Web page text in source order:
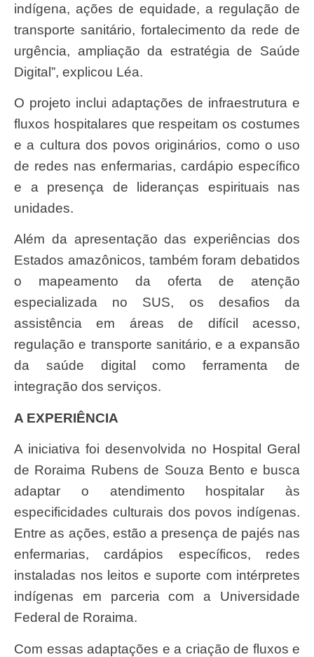
indígena, ações de equidade, a regulação de
transporte sanitário, fortalecimento da rede de
urgência, ampliação da estratégia de Saúde
Digital”, explicou Léa.
O projeto inclui adaptações de infraestrutura e
fluxos hospitalares que respeitam os costumes
e a cultura dos povos originários, como o uso
de redes nas enfermarias, cardápio específico
e a presença de lideranças espirituais nas
unidades.
Além da apresentação das experiências dos
Estados amazônicos, também foram debatidos
o mapeamento da oferta de atenção
especializada no SUS, os desafios da
assistência em áreas de difícil acesso,
regulação e transporte sanitário, e a expansão
da saúde digital como ferramenta de
integração dos serviços.
A EXPERIÊNCIA
A iniciativa foi desenvolvida no Hospital Geral
de Roraima Rubens de Souza Bento e busca
adaptar o atendimento hospitalar às
especificidades culturais dos povos indígenas.
Entre as ações, estão a presença de pajés nas
enfermarias, cardápios específicos, redes
instaladas nos leitos e suporte com intérpretes
indígenas em parceria com a Universidade
Federal de Roraima.
Com essas adaptações e a criação de fluxos e